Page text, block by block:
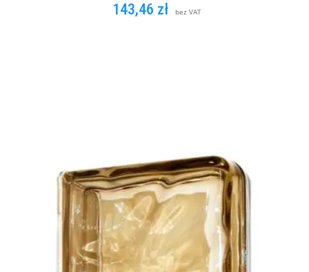
143,46 zł bez VAT